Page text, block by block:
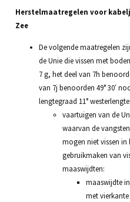
Herstelmaatregelen voor
Zee
De volgende maatregelen
de Unie die vissen met
7 g, het deel van 7h
van 7j benoorden 49° 30′
lengtegraad 11° westerlengte:
vaartuigen van de
waarvan de
mogen niet vissen in
gebruikmaken van
maaswijdten:
maaswijdte
met